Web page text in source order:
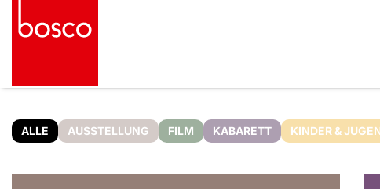
ALLE AUSSTELLUNG FILM KABARETT KINDER &